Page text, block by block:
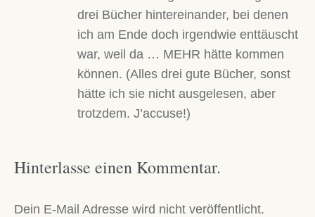
drei Bücher hintereinander, bei denen
ich am Ende doch irgendwie enttäuscht
war, weil da … MEHR hätte kommen
können. (Alles drei gute Bücher, sonst
hätte ich sie nicht ausgelesen, aber
trotzdem. J’accuse!)
Hinterlasse einen Kommentar.
Dein E-Mail Adresse wird nicht veröffentlicht.